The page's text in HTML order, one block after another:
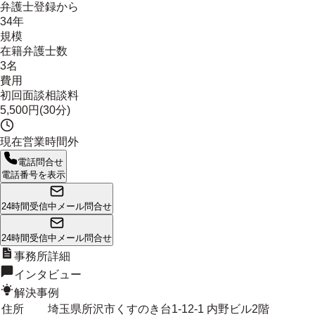
弁護士登録から
34年
規模
在籍弁護士数
3名
費用
初回面談相談料
5,500円(30分)
現在営業時間外
電話問合せ
電話番号を表示
24時間受信中 メール問合せ
24時間受信中 メール問合せ
事務所詳細
インタビュー
解決事例
住所
埼玉県所沢市くすのき台1-12-1 内野ビル2階